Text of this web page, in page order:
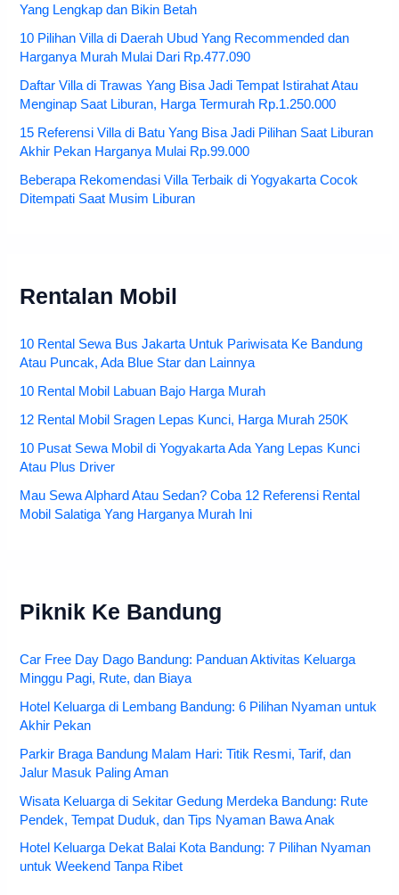
Yang Lengkap dan Bikin Betah
10 Pilihan Villa di Daerah Ubud Yang Recommended dan
Harganya Murah Mulai Dari Rp.477.090
Daftar Villa di Trawas Yang Bisa Jadi Tempat Istirahat Atau
Menginap Saat Liburan, Harga Termurah Rp.1.250.000
15 Referensi Villa di Batu Yang Bisa Jadi Pilihan Saat Liburan
Akhir Pekan Harganya Mulai Rp.99.000
Beberapa Rekomendasi Villa Terbaik di Yogyakarta Cocok
Ditempati Saat Musim Liburan
Rentalan Mobil
10 Rental Sewa Bus Jakarta Untuk Pariwisata Ke Bandung
Atau Puncak, Ada Blue Star dan Lainnya
10 Rental Mobil Labuan Bajo Harga Murah
12 Rental Mobil Sragen Lepas Kunci, Harga Murah 250K
10 Pusat Sewa Mobil di Yogyakarta Ada Yang Lepas Kunci
Atau Plus Driver
Mau Sewa Alphard Atau Sedan? Coba 12 Referensi Rental
Mobil Salatiga Yang Harganya Murah Ini
Piknik Ke Bandung
Car Free Day Dago Bandung: Panduan Aktivitas Keluarga
Minggu Pagi, Rute, dan Biaya
Hotel Keluarga di Lembang Bandung: 6 Pilihan Nyaman untuk
Akhir Pekan
Parkir Braga Bandung Malam Hari: Titik Resmi, Tarif, dan
Jalur Masuk Paling Aman
Wisata Keluarga di Sekitar Gedung Merdeka Bandung: Rute
Pendek, Tempat Duduk, dan Tips Nyaman Bawa Anak
Hotel Keluarga Dekat Balai Kota Bandung: 7 Pilihan Nyaman
untuk Weekend Tanpa Ribet